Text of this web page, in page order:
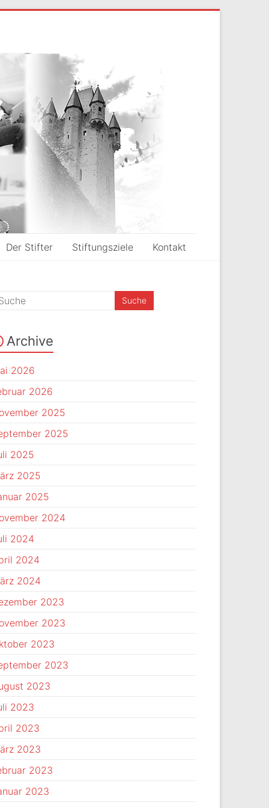
Der Stifter Stiftungsziele Kontakt
Archive
2026
2026
2025
2025
2025
2025
2025
2024
2024
2024
2024
2023
2023
2023
2023
2023
2023
2023
2023
2023
2023